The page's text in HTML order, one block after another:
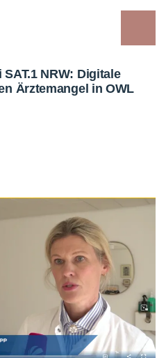
NRW: Digitale
Ärztemangel in OWL